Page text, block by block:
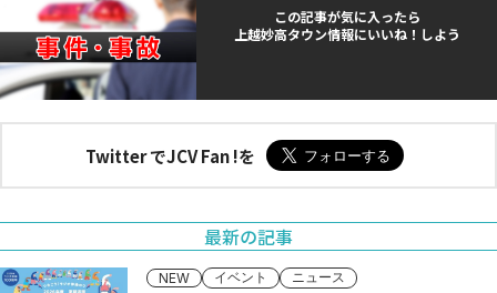
この記事が気に入ったら
上越妙高タウン情報にいいね！しよう
Twitter でJCV Fan !を
最新の記事
NEW イベント ニュース